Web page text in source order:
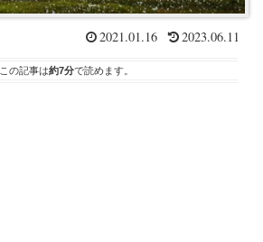
2021.01.16 2023.06.11
この記事は約7分で読めます。